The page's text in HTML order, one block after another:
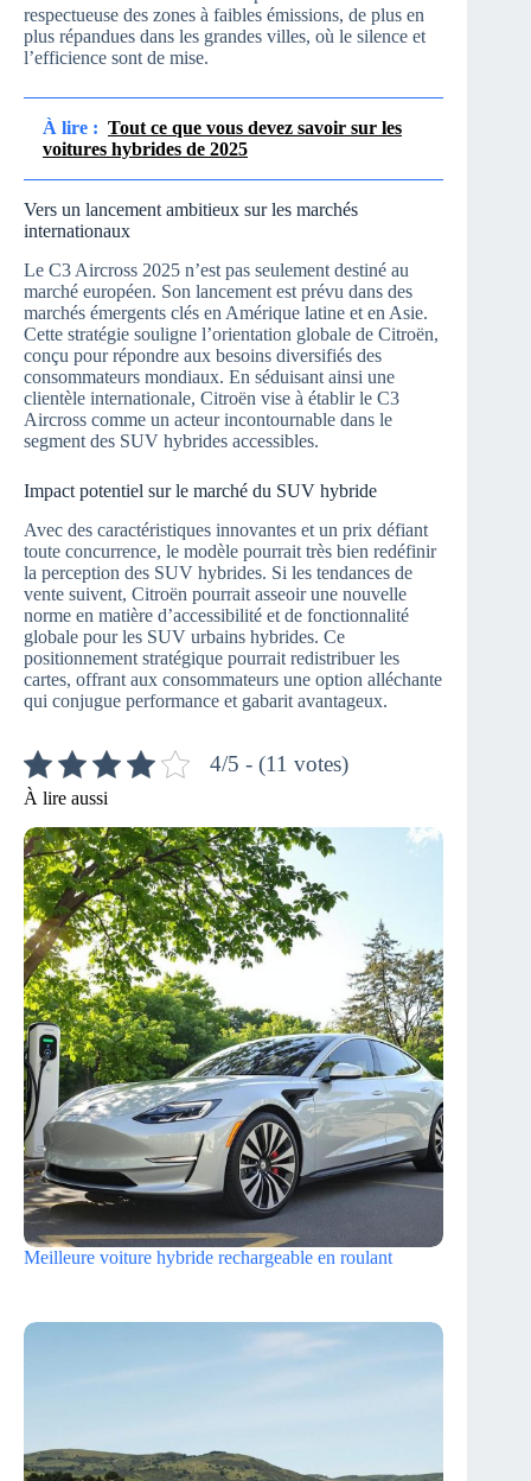
respectueuse des zones à faibles émissions, de plus en
plus répandues dans les grandes villes, où le silence et
l’efficience sont de mise.
À lire : Tout ce que vous devez savoir sur les
voitures hybrides de 2025
Vers un lancement ambitieux sur les marchés
internationaux
Le C3 Aircross 2025 n’est pas seulement destiné au
marché européen. Son lancement est prévu dans des
marchés émergents clés en Amérique latine et en Asie.
Cette stratégie souligne l’orientation globale de Citroën,
conçu pour répondre aux besoins diversifiés des
consommateurs mondiaux. En séduisant ainsi une
clientèle internationale, Citroën vise à établir le C3
Aircross comme un acteur incontournable dans le
segment des SUV hybrides accessibles.
Impact potentiel sur le marché du SUV hybride
Avec des caractéristiques innovantes et un prix défiant
toute concurrence, le modèle pourrait très bien redéfinir
la perception des SUV hybrides. Si les tendances de
vente suivent, Citroën pourrait asseoir une nouvelle
norme en matière d’accessibilité et de fonctionnalité
globale pour les SUV urbains hybrides. Ce
positionnement stratégique pourrait redistribuer les
cartes, offrant aux consommateurs une option alléchante
qui conjugue performance et gabarit avantageux.
4/5 - (11 votes)
À lire aussi
Meilleure voiture hybride rechargeable en roulant